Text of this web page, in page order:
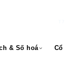
& Số hoá Cổ